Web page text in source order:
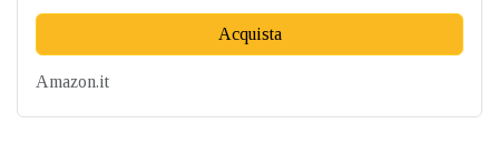
Acquista
Amazon.it